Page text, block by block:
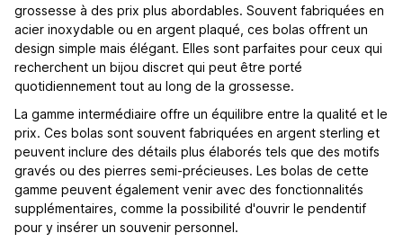
grossesse à des prix plus abordables. Souvent fabriquées en
acier inoxydable ou en argent plaqué, ces bolas offrent un
design simple mais élégant. Elles sont parfaites pour ceux qui
recherchent un bijou discret qui peut être porté
quotidiennement tout au long de la grossesse.
La gamme intermédiaire offre un équilibre entre la qualité et le
prix. Ces bolas sont souvent fabriquées en argent sterling et
peuvent inclure des détails plus élaborés tels que des motifs
gravés ou des pierres semi-précieuses. Les bolas de cette
gamme peuvent également venir avec des fonctionnalités
supplémentaires, comme la possibilité d'ouvrir le pendentif
pour y insérer un souvenir personnel.